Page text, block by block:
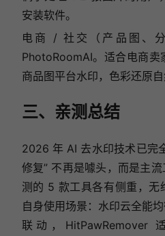
安装软件。
电商 / 社交（产品图、
PhotoRoomAI。适合电商
商品图平台水印，色彩还原自
三、亲测总结
2026 年 AI 去水印技术已完
修复” 不再是噱头，而是主
测的 5 款工具各有侧重，无
自身使用场景：水印云全能
联动，HitPawRemover